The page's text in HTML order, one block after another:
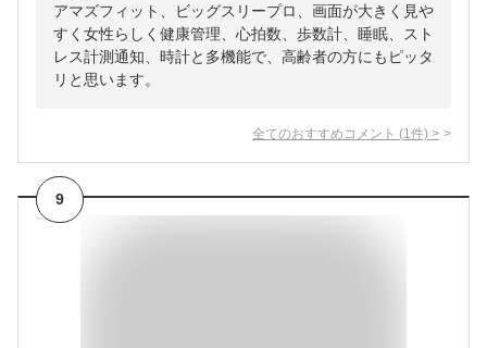
アマズフィット、ビッグスリープロ、画面が大きく見や
すく女性らしく健康管理、心拍数、歩数計、睡眠、スト
レス計測通知、時計と多機能で、高齢者の方にもピッタ
リと思います。
全てのおすすめコメント (1 件) >
9